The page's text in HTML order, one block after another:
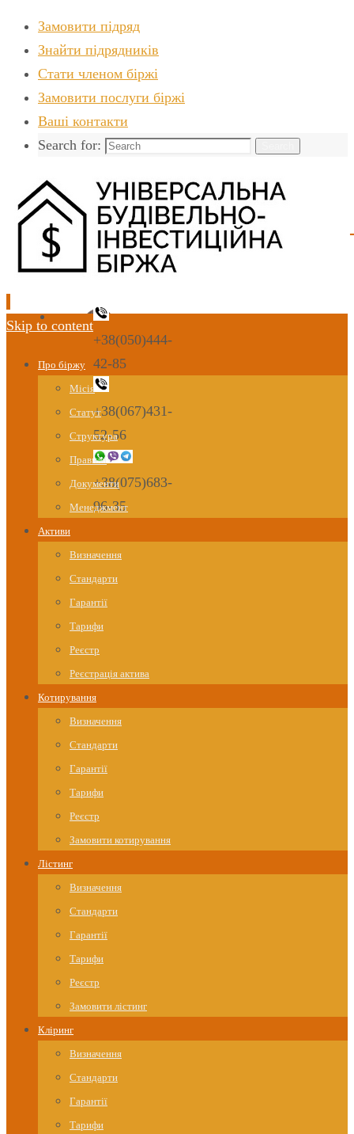
Замовити підряд
Знайти пiдрядникiв
Стати членом біржі
Замовити послуги біржі
Ваші контакти
Search for:
+38(050)444-
42-85
+38(067)431-
52-56
+38(075)683-
96-35
Skip to content
Про біржу
Місія
Статут
Структура
Правила
Документи
Менеджмент
Активи
Визначення
Стандарти
Гарантії
Тарифи
Реєстр
Реєстрація актива
Котирування
Визначення
Стандарти
Гарантії
Тарифи
Реєстр
Замовити котирування
Лістинг
Визначення
Стандарти
Гарантії
Тарифи
Реєстр
Замовити лістинг
Кліринг
Визначення
Стандарти
Гарантії
Тарифи